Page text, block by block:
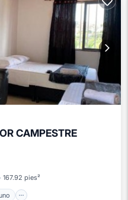
CAMPESTRE
167.92 pies²